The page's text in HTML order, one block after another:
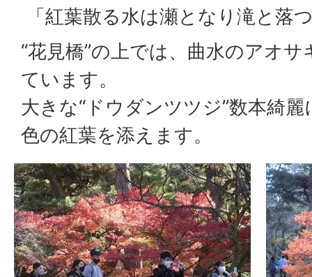
「紅葉散る水は瀬となり滝と落
“花見橋”の上では、曲水のアオ
ています。
大きな“ドウダンツツジ”数本綺
色の紅葉を添えます。